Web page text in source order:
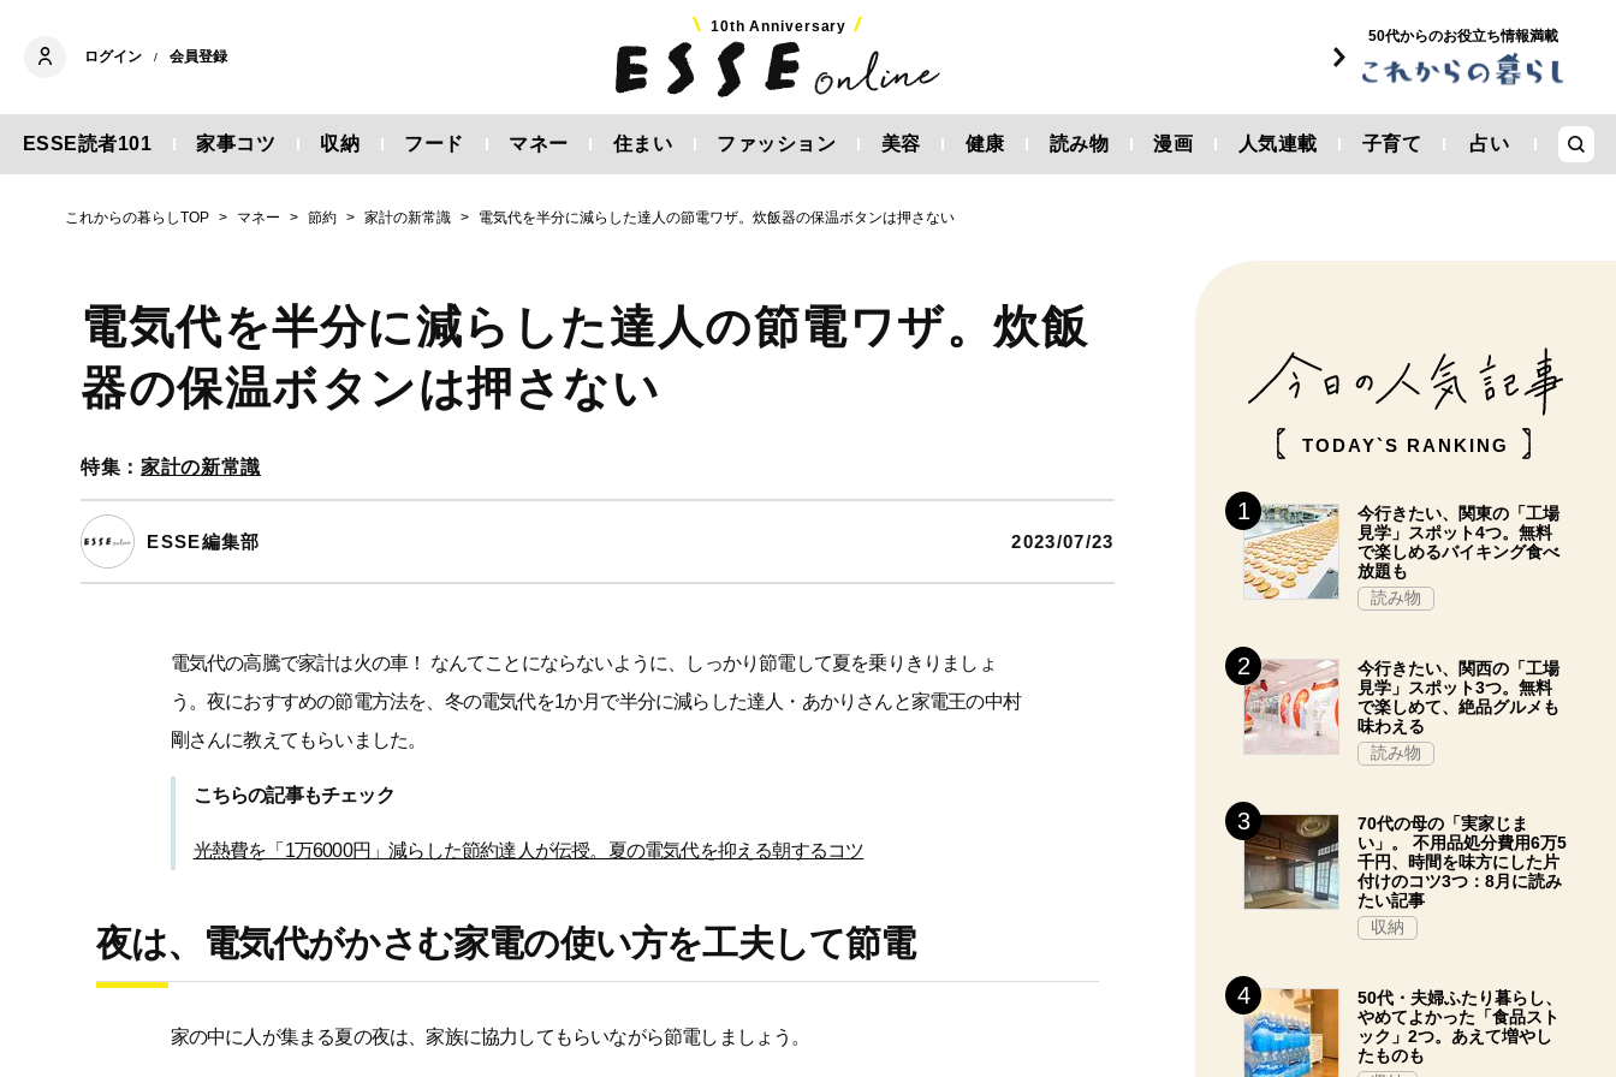
ログイン / 会員登録
10th Anniversary
50代からのお役立ち情報満載
ESSE読者101 家事コツ 収納 フード マネー 住まい ファッション 美容 健康 読み物 漫画 人気連載 子育て 占い
これからの暮らしTOP マネー 節約 家計の新常識 電気代を半分に減らした達人の節電ワザ。炊飯器の保温ボタンは押さない
電気代を半分に減らした達人の節電ワザ。炊飯
器の保温ボタンは押さない
特集：家計の新常識
ESSE編集部 2023/07/23
電気代の高騰で家計は火の車！ なんてことにならないように、しっかり節電して夏を乗りきりましょ
う。夜におすすめの節電方法を、冬の電気代を1か月で半分に減らした達人・あかりさんと家電王の中村
剛さんに教えてもらいました。
こちらの記事もチェック
光熱費を「1万6000円」減らした節約達人が伝授。夏の電気代を抑える朝するコツ
夜は、電気代がかさむ家電の使い方を工夫して節電
家の中に人が集まる夏の夜は、家族に協力してもらいながら節電しましょう。
TODAY`S RANKING
今行きたい、関東の「工場
見学」スポット4つ。無料
で楽しめるバイキング食べ
放題も
読み物
今行きたい、関西の「工場
見学」スポット3つ。無料
で楽しめて、絶品グルメも
味わえる
読み物
70代の母の「実家じま
い」。 不用品処分費用6万5
千円、時間を味方にした片
付けのコツ3つ：8月に読み
たい記事
収納
50代・夫婦ふたり暮らし、
やめてよかった「食品スト
ック」2つ。あえて増やし
たものも